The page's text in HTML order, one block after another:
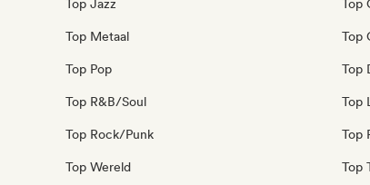
Top Jazz
Top Metaal
Top Pop
Top R&B/Soul
Top Rock/Punk
Top Wereld
Top
Top
Top
Top
Top
Top